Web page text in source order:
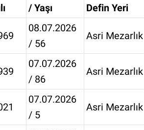
/ Yaşı
Defin Yeri
08.07.2026
/ 56
Asri Mezarlık
07.07.2026
/ 86
Asri Mezarlık
07.07.2026
/ 5
Asri Mezarlık